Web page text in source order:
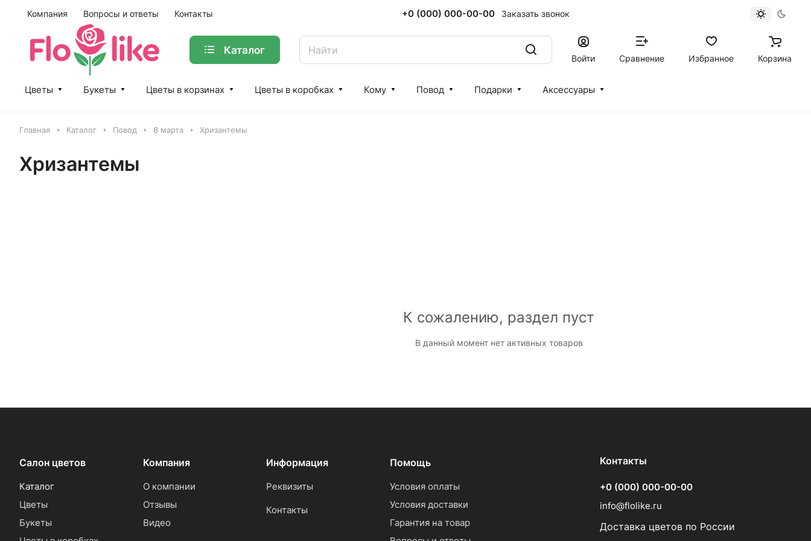
Компания Вопросы и ответы Контакты +0 (000) 000-00-00 Заказать звонок
Каталог
Войти Сравнение Избранное Корзина
Цветы Букеты Цветы в корзинах Цветы в коробках Кому Повод Подарки Аксессуары
Главная Каталог Повод 8 марта Хризантемы
Хризантемы
К сожалению, раздел пуст
В данный момент нет активных товаров
Салон цветов
Каталог
Цветы
Букеты
Компания
О компании
Отзывы
Видео
Информация
Реквизиты
Контакты
Помощь
Условия оплаты
Условия доставки
Гарантия на товар
Контакты
+0 (000) 000-00-00
info@flolike.ru
Доставка цветов по России